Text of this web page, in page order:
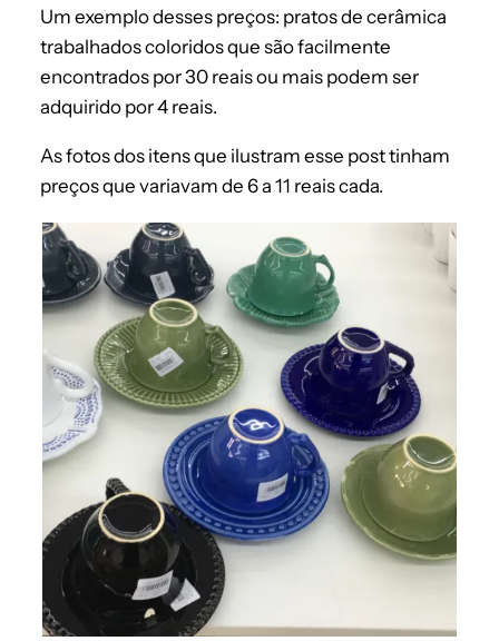
Um exemplo desses preços: pratos de cerâmica
trabalhados coloridos que são facilmente
encontrados por 30 reais ou mais podem ser
adquirido por 4 reais.
As fotos dos itens que ilustram esse post tinham
preços que variavam de 6 a 11 reais cada.